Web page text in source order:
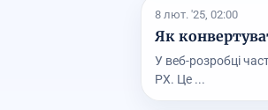
8 лют. '25, 02:00
Як
У веб-розробці
PX. Це ...